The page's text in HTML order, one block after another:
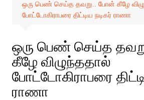
ஒரு பெண் செய்த தவறு.. போன் கீழே
போட்டோகிராபரை திட்டிய நடிகர் ராணா
ஒரு பெண் செய்த
கீழே விழுந்ததால்
போட்டோகிராபரை
ராணா